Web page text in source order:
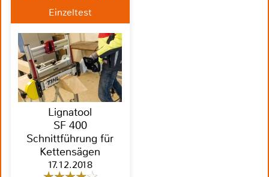
Einzeltest
Lignatool
SF 400
Schnittführung für
Kettensägen
17.12.2018